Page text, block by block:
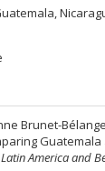
Brunet-
America and